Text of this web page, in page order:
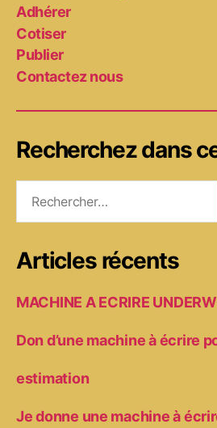
Adhérer
Cotiser
Publier
Contactez nous
Recherchez dans
Articles récents
MACHINE A ECRIRE
Don d’une machine à écrire
estimation
Je donne une machine à